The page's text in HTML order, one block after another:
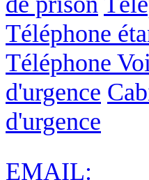
Téléphone
Téléphone
d'urgence
d'urgence
EMAIL: